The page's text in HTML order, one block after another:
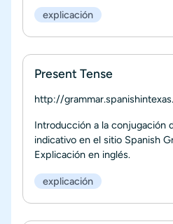
explicación
Present Tense
http://
Introducción a la conjugación
indicativo en el sitio Spanish
Explicación en inglés.
explicación